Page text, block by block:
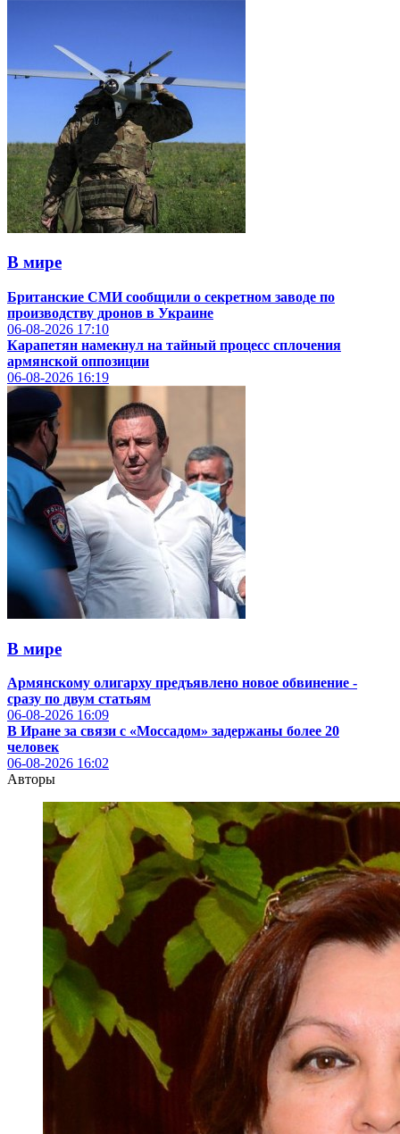
В мире
Британские СМИ сообщили о секретном заводе по
производству дронов в Украине
06-08-2026 17:10
Карапетян намекнул на тайный процесс сплочения
армянской оппозиции
06-08-2026 16:19
В мире
Армянскому олигарху предъявлено новое обвинение -
сразу по двум статьям
06-08-2026 16:09
В Иране за связи с «Моссадом» задержаны более 20
человек
06-08-2026 16:02
Авторы